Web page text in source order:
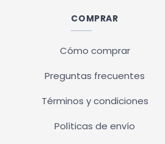
COMPRAR
Cómo comprar
Preguntas frecuentes
Términos y condiciones
Políticas de envío